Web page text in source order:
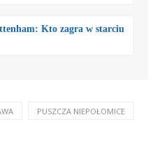
Kto zagra w starciu
PUSZCZA NIEPOŁOMICE